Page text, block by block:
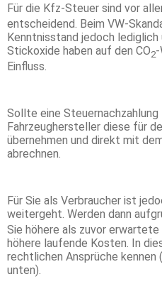
Für die Kfz-Steuer sind vor
entscheidend. Beim VW-
Kenntnisstand jedoch
Stickoxide haben auf den CO2
Einfluss.
Sollte eine
Fahrzeughersteller diese für
übernehmen und direkt mit
abrechnen.
Für Sie als Verbraucher ist
weitergeht. Werden dann
Sie höhere als zuvor
höhere laufende Kosten. In
rechtlichen Ansprüche
unten).